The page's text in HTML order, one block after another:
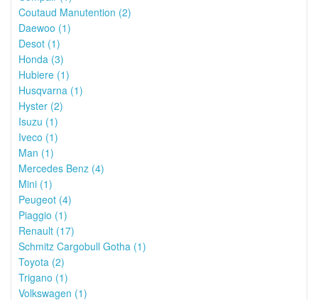
Coutaud Manutention (2)
Daewoo (1)
Desot (1)
Honda (3)
Hubiere (1)
Husqvarna (1)
Hyster (2)
Isuzu (1)
Iveco (1)
Man (1)
Mercedes Benz (4)
Mini (1)
Peugeot (4)
Piaggio (1)
Renault (17)
Schmitz Cargobull Gotha (1)
Toyota (2)
Trigano (1)
Volkswagen (1)